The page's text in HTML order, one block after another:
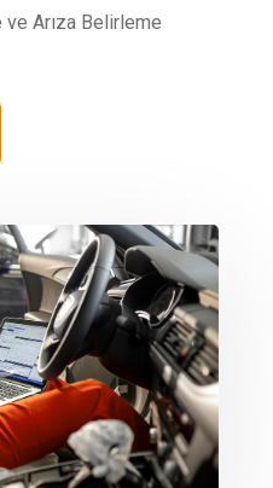
ve Arıza Belirleme